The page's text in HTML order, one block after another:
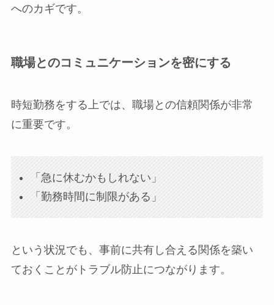
へのカギです。
職場とのコミュニケーションを密にする
時短勤務をする上では、職場との信頼関係が非常
に重要です。
「急に休むかもしれない」
「勤務時間に制限がある」
という状況でも、事前に共有し合える関係を築い
ておくことがトラブル防止につながります。